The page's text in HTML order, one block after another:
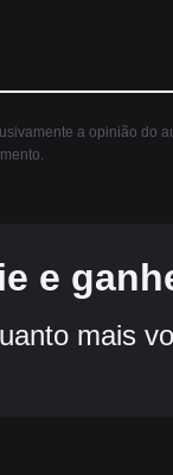
a opinião do
e
mais